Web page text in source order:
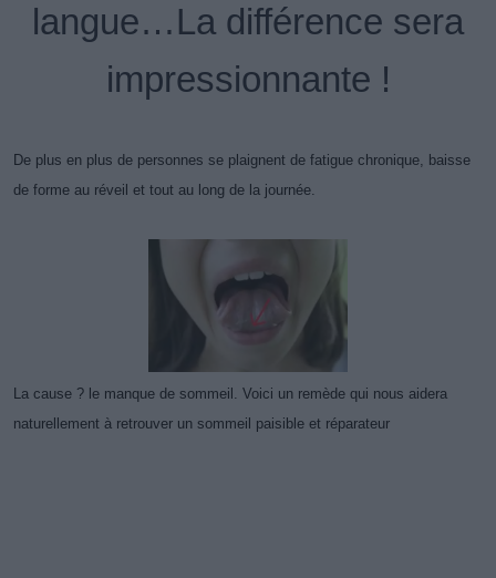
langue…La différence sera
impressionnante !
De plus en plus de personnes se plaignent de fatigue chronique, baisse
de forme au réveil et tout au long de la journée.
La cause ? le manque de sommeil. Voici un remède qui nous aidera
naturellement à retrouver un sommeil paisible et réparateur